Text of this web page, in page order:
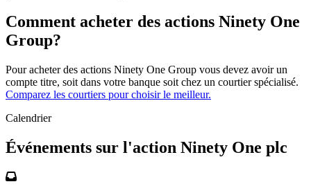
Comment acheter des actions Ninety One
Group?
Pour acheter des actions Ninety One Group vous devez avoir un
compte titre, soit dans votre banque soit chez un courtier spécialisé.
Comparez les courtiers pour choisir le meilleur.
Calendrier
Événements sur l'action Ninety One plc